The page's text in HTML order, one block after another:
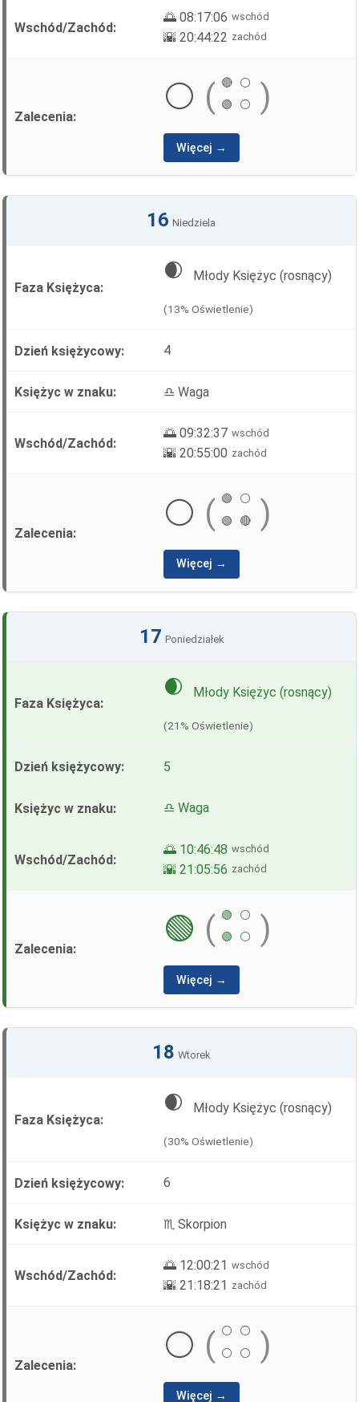
🌅 08:17:06 wschód
🌇 20:44:22 zachód
⚪ ( 🔴
⚪
🟢
⚪ )
Więcej →
16 Niedziela
🌒 Młody Księżyc (rosnący)
(13% Oświetlenie)
4
♎ Waga
🌅 09:32:37 wschód
🌇 20:55:00 zachód
⚪ ( 🟢
⚪
🟢
🔴 )
Więcej →
17 Poniedziałek
🌒 Młody Księżyc (rosnący)
(21% Oświetlenie)
5
♎ Waga
🌅 10:46:48 wschód
🌇 21:05:56 zachód
🟢 ( 🟢
⚪
🟢
⚪ )
Więcej →
18 Wtorek
🌒 Młody Księżyc (rosnący)
(30% Oświetlenie)
6
♏ Skorpion
🌅 12:00:21 wschód
🌇 21:18:21 zachód
⚪ ( ⚪
⚪
⚪
⚪ )
Więcej →